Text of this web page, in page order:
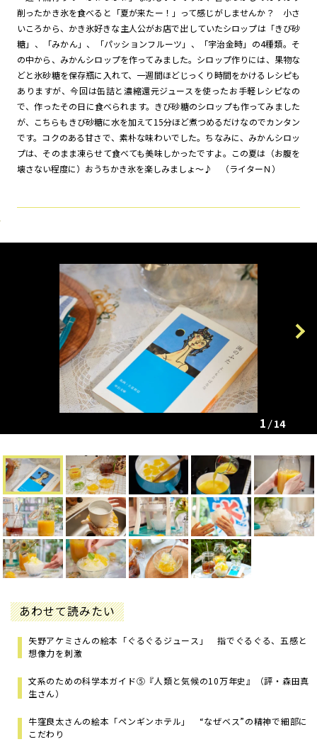
削ったかき氷を食べると「夏が来たー！」って感じがしませんか？ 小さ
いころから、かき氷好きな主人公がお店で出していたシロップは「きび砂
糖」、「みかん」、「パッションフルーツ」、「宇治金時」の4種類。そ
の中から、みかんシロップを作ってみました。シロップ作りには、果物な
どと氷砂糖を保存瓶に入れて、一週間ほどじっくり時間をかけるレシピも
ありますが、今回は缶詰と濃縮還元ジュースを使ったお手軽レシピなの
で、作ったその日に食べられます。きび砂糖のシロップも作ってみました
が、こちらもきび砂糖に水を加えて15分ほど煮つめるだけなのでカンタン
です。コクのある甘さで、素朴な味わいでした。ちなみに、みかんシロッ
プは、そのまま凍らせて食べても美味しかったですよ。この夏は（お腹を
壊さない程度に）おうちかき氷を楽しみましょ～♪ （ライターＮ）
Next
1 14
あわせて読みたい
矢野アケミさんの絵本「ぐるぐるジュース」 指でぐるぐる、五感と
想像力を刺激
文系のための科学本ガイド⑤『人類と気候の10万年史』（評・森田真
生さん）
牛窪良太さんの絵本「ペンギンホテル」 “なぜベス”の精神で細部に
こだわり